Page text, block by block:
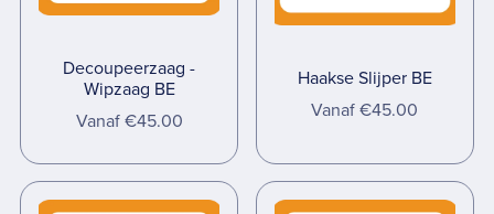
Decoupeerzaag -
Wipzaag BE
Vanaf €45.00
Haakse Slijper BE
Vanaf €45.00